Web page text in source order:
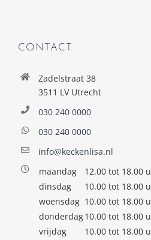
CONTACT
Zadelstraat 38
3511 LV Utrecht
030 240 0000
030 240 0000
info@keckenlisa.nl
maandag
12.00 tot 18.00 u
dinsdag
10.00 tot 18.00 u
woensdag 10.00 tot 18.00 u
donderdag10.00 tot 18.00 u
vrijdag
10.00 tot 18.00 u